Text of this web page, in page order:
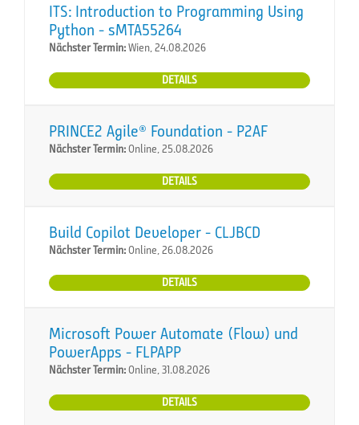
ITS: Introduction to Programming Using
Python - sMTA55264
Nächster Termin:Wien, 24.08.2026
DETAILS
PRINCE2 Agile® Foundation - P2AF
Nächster Termin:Online, 25.08.2026
DETAILS
Build Copilot Developer - CLJBCD
Nächster Termin:Online, 26.08.2026
DETAILS
Microsoft Power Automate (Flow) und
PowerApps - FLPAPP
Nächster Termin:Online, 31.08.2026
DETAILS